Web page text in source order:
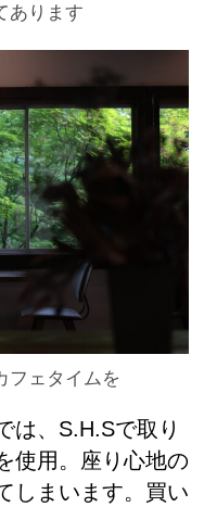
あります
フェタイムを
は、S.H.Sで取り
使用。座り心地の
しまいます。買い